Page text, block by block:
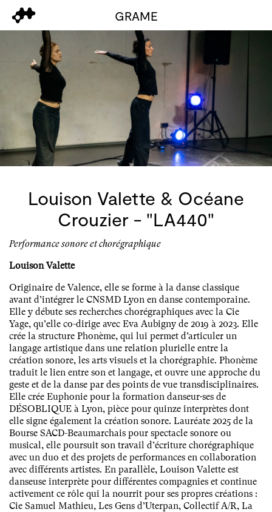
GRAME
Louison Valette & Océane
Crouzier - "LA440"
Performance sonore et chorégraphique
Louison Valette
Originaire de Valence, elle se forme à la danse classique
avant d’intégrer le CNSMD Lyon en danse contemporaine.
Elle y débute ses recherches chorégraphiques avec la Cie
Yage, qu’elle co-dirige avec Eva Aubigny de 2019 à 2023. Elle
crée la structure Phonème, qui lui permet d’articuler un
langage artistique dans une relation plurielle entre la
création sonore, les arts visuels et la chorégraphie. Phonème
traduit le lien entre son et langage, et ouvre une approche du
geste et de la danse par des points de vue transdisciplinaires.
Elle crée Euphonie pour la formation danseur·ses de
DÉSOBLIQUE à Lyon, pièce pour quinze interprètes dont
elle signe également la création sonore. Lauréate 2025 de la
Bourse SACD-Beaumarchais pour spectacle sonore ou
musical, elle poursuit son travail d’écriture chorégraphique
avec un duo et des projets de performances en collaboration
avec différents artistes. En parallèle, Louison Valette est
danseuse interprète pour différentes compagnies et continue
activement ce rôle qui la nourrit pour ses propres créations :
Cie Samuel Mathieu, Les Gens d’Uterpan, Collectif A/R, La